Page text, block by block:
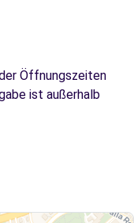
Öffnungszeiten
ist außerhalb